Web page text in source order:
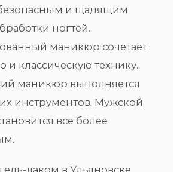
и щадящим
ногтей.
маникюр сочетает
и классическую технику.
маникюр выполняется
инструментов. Мужской
все более
лаком в Ульяновске